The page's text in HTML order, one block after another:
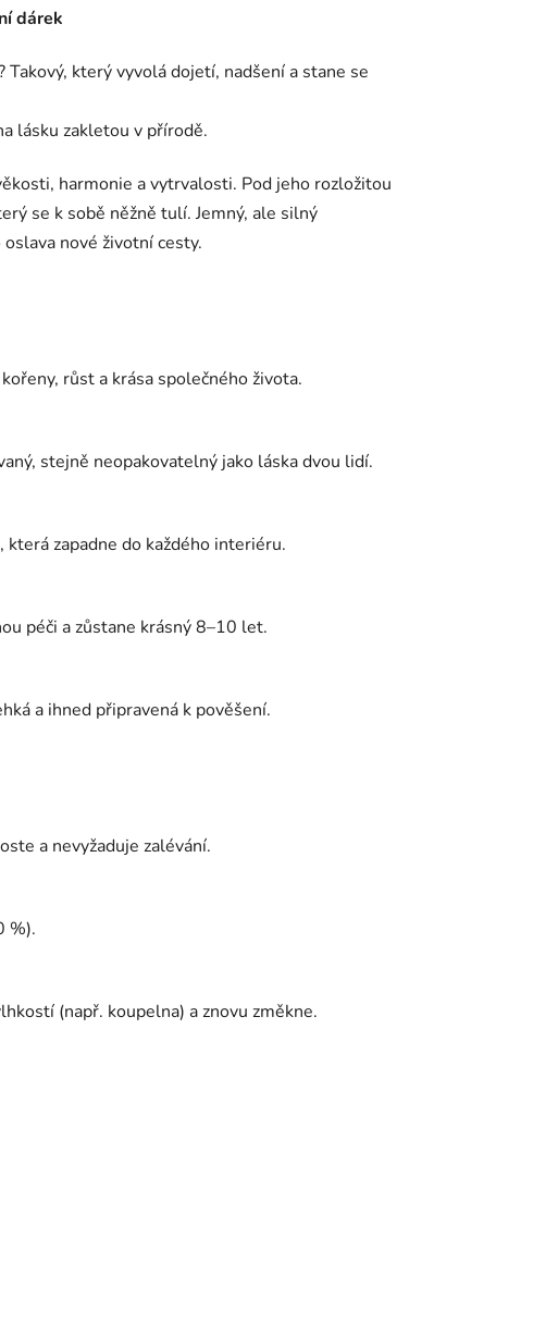
dárek
který vyvolá dojetí, nadšení a stane se
lásku zakletou v přírodě.
harmonie a vytrvalosti. Pod jeho rozložitou
se k sobě něžně tulí. Jemný, ale silný
nové životní cesty.
růst a krása společného života.
stejně neopakovatelný jako láska dvou lidí.
která zapadne do každého interiéru.
péči a zůstane krásný 8–10 let.
a ihned připravená k pověšení.
a nevyžaduje zalévání.
%).
(např. koupelna) a znovu změkne.